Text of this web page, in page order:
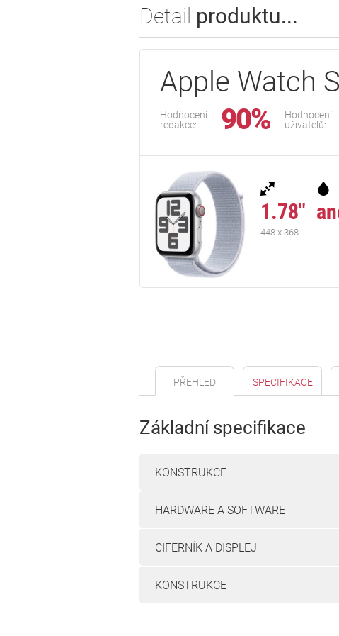
Detail produktu...
Apple Watch
Hodnocení
redakce:
90%
Hodnocení
uživatelů:
1.78"
448 x 368
PŘEHLED SPECIFIKACE
Základní specifikace
KONSTRUKCE
HARDWARE A SOFTWARE
CIFERNÍK A DISPLEJ
KONSTRUKCE